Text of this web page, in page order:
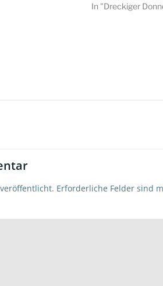
In "Dreckiger
Erforderliche Felder sind